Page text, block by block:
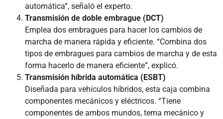
automática”, señaló el experto.
Transmisión de doble embrague (DCT)
Emplea dos embragues para hacer los cambios de
marcha de manera rápida y eficiente. “Combina dos
tipos de embragues para cambios de marcha y de esta
forma hacerlo de manera eficiente”, explicó.
Transmisión híbrida automática (ESBT)
Diseñada para vehículos híbridos, esta caja combina
componentes mecánicos y eléctricos. “Tiene
componentes de ambos mundos, tema mecánico y